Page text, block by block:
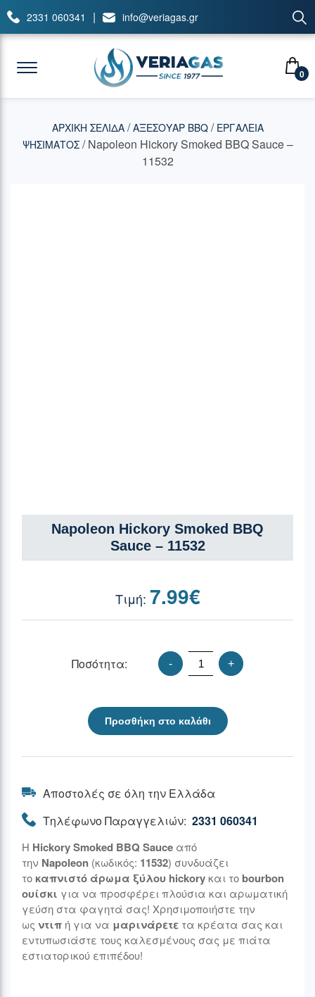
2331 060341 | info@veriagas.gr
0
ΑΡΧΙΚΉ ΣΕΛΊΔΑ/ΑΞΕΣΟΥΑΡ BBQ/ ΕΡΓΑΛΕΙΑ
ΨΗΣΙΜΑΤΟΣ/ Napoleon Hickory Smoked BBQ Sauce –
11532
Napoleon Hickory Smoked BBQ
Sauce – 11532
7.99€
Ποσότητα: - +
Προσθήκη στο καλάθι
Αποστολές σε όλη την Ελλάδα
Τηλέφωνο Παραγγελιών: 2331 060341
Η Hickory Smoked BBQ Sauce από
την Napoleon (κωδικός: 11532) συνδυάζει
το καπνιστό άρωμα ξύλου hickory και το bourbon
ουίσκι για να προσφέρει πλούσια και αρωματική
γεύση στα φαγητά σας! Χρησιμοποιήστε την
ως ντιπ ή για να μαρινάρετε τα κρέατα σας και
εντυπωσιάστε τους καλεσμένους σας με πιάτα
εστιατορικού επιπέδου!